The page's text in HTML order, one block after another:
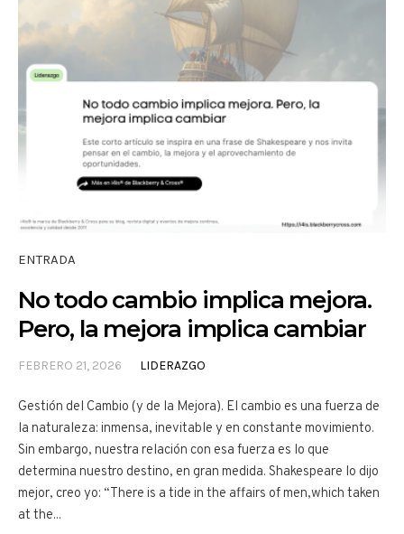
ENTRADA
No todo cambio implica mejora.
Pero, la mejora implica cambiar
FEBRERO 21, 2026 LIDERAZGO
Gestión del Cambio (y de la Mejora). El cambio es una fuerza de
la naturaleza: inmensa, inevitable y en constante movimiento.
Sin embargo, nuestra relación con esa fuerza es lo que
determina nuestro destino, en gran medida. Shakespeare lo dijo
mejor, creo yo: “There is a tide in the affairs of men,which taken
at the...